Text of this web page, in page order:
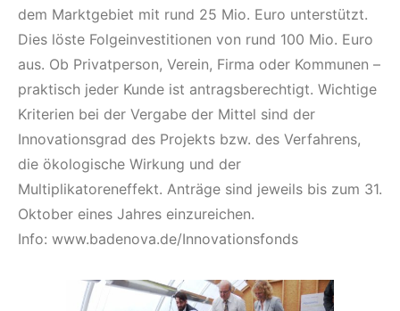
dem Marktgebiet mit rund 25 Mio. Euro unterstützt.
Dies löste Folgeinvestitionen von rund 100 Mio. Euro
aus. Ob Privatperson, Verein, Firma oder Kommunen –
praktisch jeder Kunde ist antragsberechtigt. Wichtige
Kriterien bei der Vergabe der Mittel sind der
Innovationsgrad des Projekts bzw. des Verfahrens,
die ökologische Wirkung und der
Multiplikatoreneffekt. Anträge sind jeweils bis zum 31.
Oktober eines Jahres einzureichen.
Info: www.badenova.de/Innovationsfonds